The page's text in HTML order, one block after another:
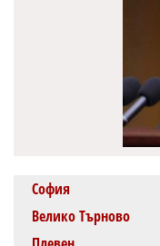
София
Велико Търново